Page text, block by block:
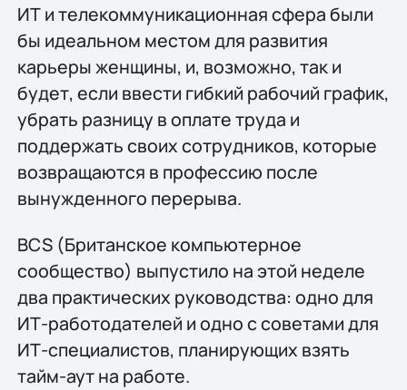
ИТ и телекоммуникационная сфера были
бы идеальном местом для развития
карьеры женщины, и, возможно, так и
будет, если ввести гибкий рабочий график,
убрать разницу в оплате труда и
поддержать своих сотрудников, которые
возвращаются в профессию после
вынужденного перерыва.
BCS (Британское компьютерное
сообщество) выпустило на этой неделе
два практических руководства: одно для
ИТ-работодателей и одно с советами для
ИТ-специалистов, планирующих взять
тайм-аут на работе.